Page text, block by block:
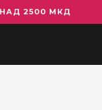
2500 МКД